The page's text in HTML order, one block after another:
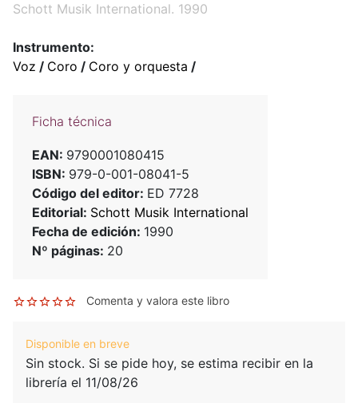
Schott Musik International. 1990
Instrumento:
Voz / Coro / Coro y orquesta /
Ficha técnica
EAN: 9790001080415
ISBN: 979-0-001-08041-5
Código del editor: ED 7728
Editorial: Schott Musik International
Fecha de edición: 1990
Nº páginas: 20
Comenta y valora este libro
Disponible en breve
Sin stock. Si se pide hoy, se estima recibir en la
librería el 11/08/26